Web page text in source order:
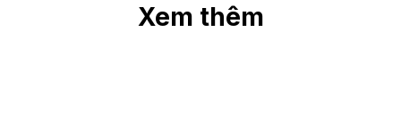
Xem thêm